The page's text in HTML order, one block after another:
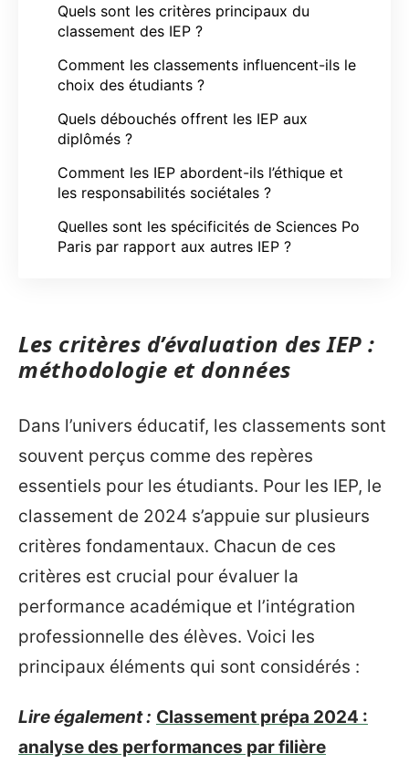
Quels sont les critères principaux du
classement des IEP ?
Comment les classements influencent-ils le
choix des étudiants ?
Quels débouchés offrent les IEP aux
diplômés ?
Comment les IEP abordent-ils l’éthique et
les responsabilités sociétales ?
Quelles sont les spécificités de Sciences Po
Paris par rapport aux autres IEP ?
Les critères d’évaluation des IEP :
méthodologie et données
Dans l’univers éducatif, les classements sont
souvent perçus comme des repères
essentiels pour les étudiants. Pour les IEP, le
classement de 2024 s’appuie sur plusieurs
critères fondamentaux. Chacun de ces
critères est crucial pour évaluer la
performance académique et l’intégration
professionnelle des élèves. Voici les
principaux éléments qui sont considérés :
Lire également : Classement prépa 2024 :
analyse des performances par filière